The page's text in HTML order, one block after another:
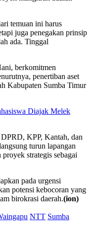
temuan ini harus
juga penegakan prinsip
ada. Tinggal
berkomitmen
penertiban aset
Kabupaten Sumba Timur
Diajak Melek
KPP, Kantah, dan
turun lapangan
strategis sebagai
pada urgensi
potensi kebocoran yang
birokrasi daerah.(ion)
NTT Sumba